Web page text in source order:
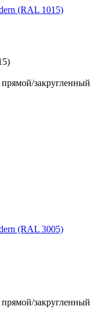
(RAL 1015)
закругленный
(RAL 3005)
закругленный